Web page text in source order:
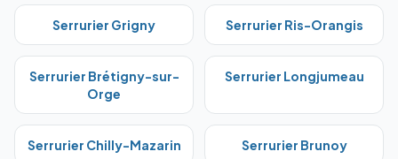
Serrurier Grigny Serrurier Ris-Orangis
Serrurier Brétigny-sur-
Orge
Serrurier Longjumeau
Serrurier Chilly-Mazarin Serrurier Brunoy